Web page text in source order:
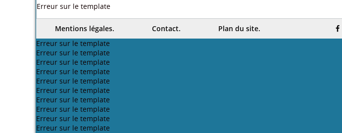
Erreur sur le template
Mentions légales. Contact.
Plan du site.
Erreur sur le template
Erreur sur le template
Erreur sur le template
Erreur sur le template
Erreur sur le template
Erreur sur le template
Erreur sur le template
Erreur sur le template
Erreur sur le template
Erreur sur le template